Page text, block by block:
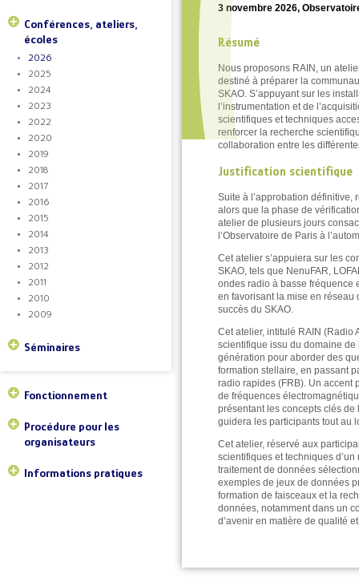
Conférences, ateliers,
écoles
2026
2025
2024
2023
2022
2020
2019
2018
2017
2016
2015
2014
2013
2012
2011
2010
2009
Séminaires
Fonctionnement
Procédure pour les
organisateurs
Informations pratiques
3 novembre 2026,
Résumé
Nous proposons RAIN, un
destiné à préparer la
SKAO. S’appuyant sur les
l’instrumentation et de
scientifiques et techniques
renforcer la recherche
collaboration entre les
Justification scientifique
Suite à l’approbation définitive,
alors que la phase de
atelier de plusieurs jours
l’Observatoire de Paris à
Cet atelier s’appuiera sur les
SKAO, tels que NenuFAR,
ondes radio à basse fréquence
en favorisant la mise en réseau
succès du SKAO.
Cet atelier, intitulé RAIN (Radio
scientifique issu du domaine
génération pour aborder des
formation stellaire, en passant
radio rapides (FRB). Un accent
de fréquences
présentant les concepts clés de
guidera les participants tout au
Cet atelier, réservé aux
scientifiques et techniques
traitement de données
exemples de jeux de données
formation de faisceaux et la
données, notamment dans un
d’avenir en matière de qualité